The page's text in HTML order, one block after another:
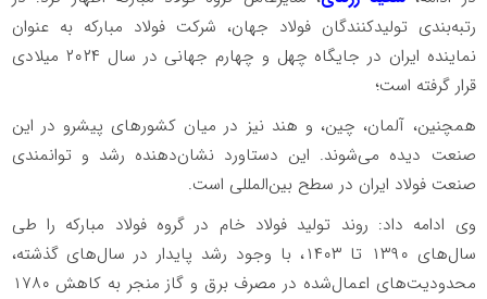
رتبه‌بندی تولیدکنندگان فولاد جهان، شرکت فولاد مبارکه به عنوان
نماینده ایران در جایگاه چهل و چهارم جهانی در سال ۲۰۲۴ میلادی
قرار گرفته است؛
همچنین، آلمان، چین، و هند نیز در میان کشورهای پیشرو در این
صنعت دیده می‌شوند. این دستاورد نشان‌دهنده رشد و توانمندی
صنعت فولاد ایران در سطح بین‌المللی است.
وی ادامه داد: روند تولید فولاد خام در گروه فولاد مبارکه را طی
سال‌های ۱۳۹۰ تا ۱۴۰۳، با وجود رشد پایدار در سال‌های گذشته،
محدودیت‌های اعمال‌شده در مصرف برق و گاز منجر به کاهش ۱۷۸۰